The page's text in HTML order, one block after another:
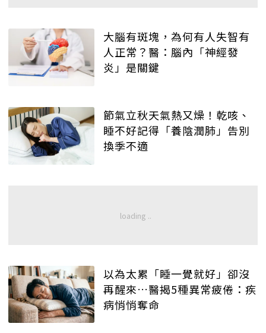
大腦有斑塊，為何有人失智有
人正常？醫：腦內「神經發
炎」是關鍵
節氣立秋天氣熱又燥！乾咳、
睡不好記得「養陰潤肺」告別
換季不適
以為太累「睡一覺就好」卻沒
再醒來…醫揭5種異常疲倦：疾
病悄悄奪命